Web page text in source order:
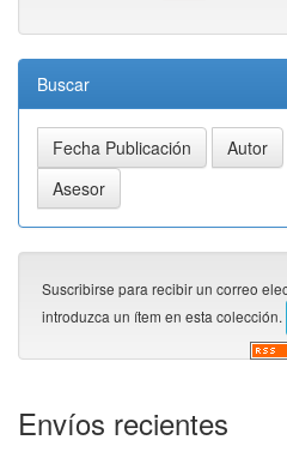
Buscar
Suscribirse para recibir un correo
introduzca un ítem en esta colección.
Envíos recientes